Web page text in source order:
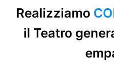
Realizziamo
il Teatro